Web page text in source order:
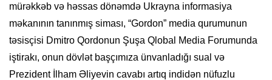
mürəkkəb və həssas dönəmdə Ukrayna informasiya
məkanının tanınmış siması, “Gordon” media qurumunun
təsisçisi Dmitro Qordonun Şuşa Qlobal Media Forumunda
iştirakı, onun dövlət başçımıza ünvanladığı sual və
Prezident İlham Əliyevin cavabı artıq indidən nüfuzlu